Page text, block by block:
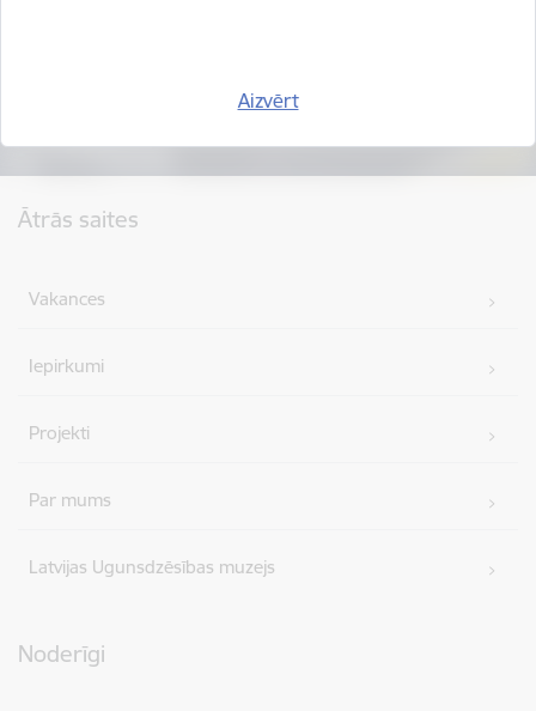
Aizvērt
Ātrās saites
Vakances
Iepirkumi
Projekti
Par mums
Latvijas Ugunsdzēsības muzejs
Noderīgi